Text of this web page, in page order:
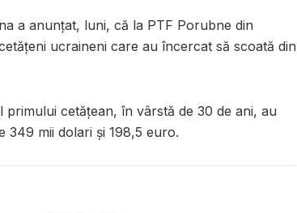
a anunțat, luni, că la PTF Porubne din
ucraineni care au încercat să scoată din
cetățean, în vârstă de 30 de ani, au
349 mii dolari și 198,5 euro.